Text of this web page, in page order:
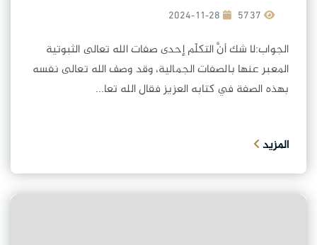
2024-11-28
الجواب:لا شك أنَّ التكلّم إحدى صفات الله تعالى الثبوتية
المعبر عنها بالصفات الجمالية، وقد وصف الله تعالى نفسه
بهذه الصفة في كتابه العزيز فقال الله تعا...
المزيد